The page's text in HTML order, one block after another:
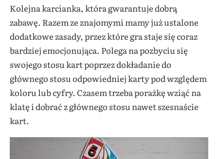
Kolejna karcianka, która gwarantuje dobrą
zabawę. Razem ze znajomymi mamy już ustalone
dodatkowe zasady, przez które gra staje się coraz
bardziej emocjonująca. Polega na pozbyciu się
swojego stosu kart poprzez dokładanie do
głównego stosu odpowiedniej karty pod względem
koloru lub cyfry. Czasem trzeba porażkę wziąć na
klatę i dobrać z głównego stosu nawet szesnaście
kart.